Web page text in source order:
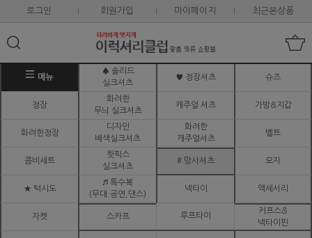
로그인 회원가입 마이페이지 최근본상품
메뉴
♠ 솔리드
실크셔츠
♥ 정장셔츠 슈즈
정장
화려한
무늬 실크셔츠
캐주얼 셔츠 가방&지갑
화려한정장
디자인
배색실크셔츠
화려한
캐주얼셔츠
벨트
콤비세트
핫픽스
실크셔츠
# 망사셔츠 모자
★ 턱시도
♬ 특수복
(무대.공연,댄스)
넥타이 액세서리
자켓 스카프 루프타이
커프스&
넥타이핀